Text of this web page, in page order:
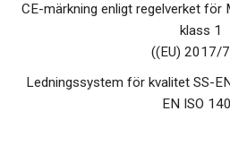
CE-märkning enligt regelverket för
klass 1
((EU) 2017/
Ledningssystem för kvalitet SS-
EN ISO